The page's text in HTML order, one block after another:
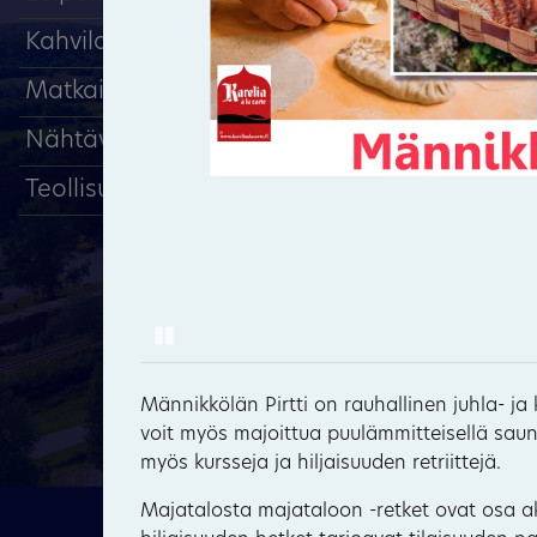
Kahvilat, ravintolat
Matkailu, majoitus
Nähtävyydet
Teollisuus
Männikkölän Pirtti on rauhallinen juhla- ja
voit myös majoittua puulämmitteisellä
myös kursseja ja hiljaisuuden retriittejä.
Majatalosta majataloon -retket ovat osa